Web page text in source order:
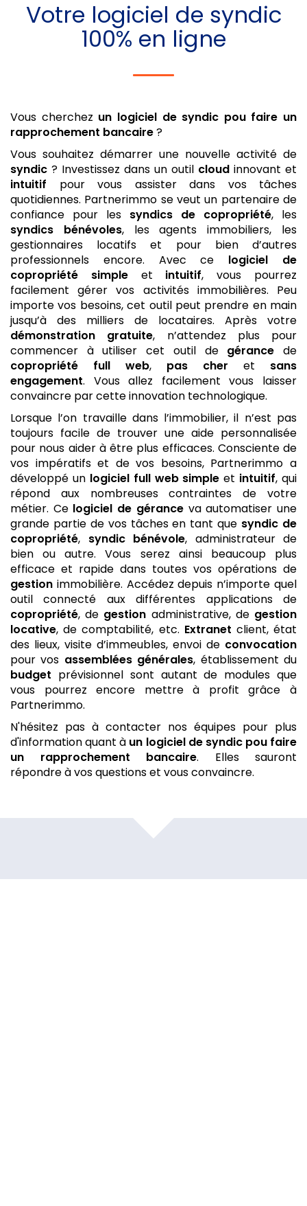
Votre logiciel de syndic
100% en ligne
Vous cherchez un logiciel de syndic pou faire un
rapprochement bancaire?
Vous souhaitez démarrer une nouvelle activité de
syndic ? Investissez dans un outil cloud innovant et
intuitif pour vous assister dans vos tâches
quotidiennes. Partnerimmo se veut un partenaire de
confiance pour les syndics de copropriété, les
syndics bénévoles, les agents immobiliers, les
gestionnaires locatifs et pour bien d’autres
professionnels encore. Avec ce logiciel de
copropriété
simpleet intuitif, vous pourrez
facilement gérer vos activités immobilières. Peu
importe vos besoins, cet outil peut prendre en main
jusqu’à des milliers de locataires. Après votre
démonstration gratuite, n’attendez plus pour
commencer à utiliser cet outil de gérance de
copropriété
full web, pas cher et sans
engagement. Vous allez facilement vous laisser
convaincre par cette innovation technologique.
Lorsque l’on travaille dans l’immobilier, il n’est pas
toujours facile de trouver une aide personnalisée
pour nous aider à être plus efficaces. Consciente de
vos impératifs et de vos besoins, Partnerimmo a
développé un logiciel full web simple et intuitif, qui
répond aux nombreuses contraintes de votre
métier. Ce logiciel de géranceva automatiser une
grande partie de vos tâches en tant que syndic de
copropriété, syndic bénévole, administrateur de
bien ou autre. Vous serez ainsi beaucoup plus
efficace et rapide dans toutes vos opérations de
gestion immobilière. Accédez depuis n’importe quel
outil connecté aux différentes applications de
copropriété, de gestion administrative, de gestion
locative, de comptabilité, etc. Extranet client, état
des lieux, visite d’immeubles, envoi de convocation
pour vos assemblées générales, établissement du
budget prévisionnel sont autant de modules que
vous pourrez encore mettre à profit grâce à
Partnerimmo.
N'hésitez pas à contacter nos équipes pour plus
d'information quant à un logiciel de syndic pou faire
un rapprochement bancaire. Elles sauront
répondre à vos questions et vous convaincre.